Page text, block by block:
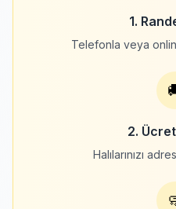
1.
Telefonla veya
2.
Halılarınızı